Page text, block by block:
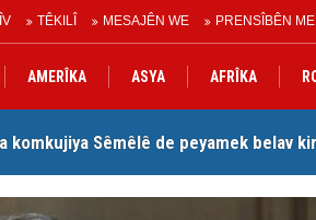
TÊKILÎ MESAJÊN WE PRENSÎBÊN ME
AMERÎKA ASYA AFRÎKA
komkujiya Sêmêlê de peyamek belav kir
Mekeyê’ îmze kir